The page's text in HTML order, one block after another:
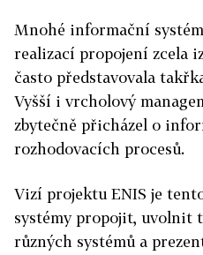
Mnohé informační
realizací propojení zcela
často představovala
Vyšší i vrcholový
zbytečně přicházel o
rozhodovacích procesů.
Vizí projektu ENIS je
systémy propojit, uvolnit
různých systémů a